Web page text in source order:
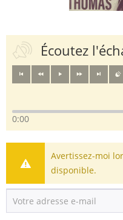
Écoutez
0:00
Avertissez-moi
disponible.